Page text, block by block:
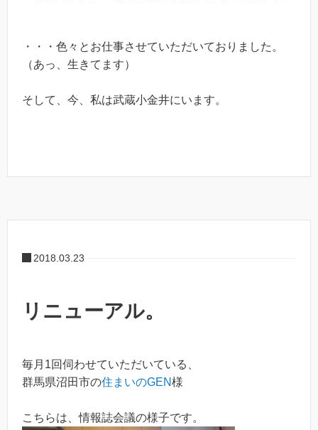
・・・色々とお仕事させていただいておりました。
（あっ、生きてます）
そして、今、私は武蔵小金井にいます。
2018.03.23
リニューアル。
毎月1回伺わせていただいている、
群馬県沼田市の住まいのGEN様
こちらは、情報誌会議の様子です。